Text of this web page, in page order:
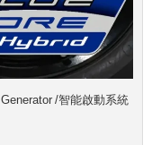
/智能啟動系統